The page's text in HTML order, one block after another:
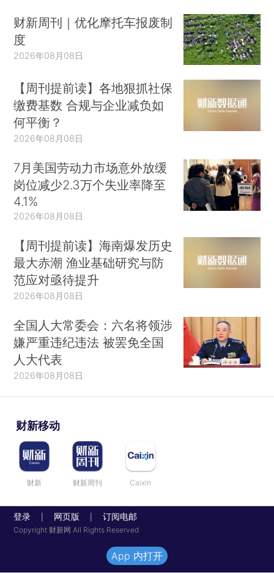
财新周刊｜优化摩托车报废制
度
2026年08月08日
【周刊提前读】各地狠抓社保
缴费基数 合规与企业减负如
何平衡？
2026年08月08日
7月美国劳动力市场意外放缓
岗位减少2.3万个失业率降至
4.1%
2026年08月08日
【周刊提前读】海南爆发历史
最大赤潮 渔业基础研究与防
范应对亟待提升
2026年08月08日
全国人大常委会：六名将领涉
嫌严重违纪违法 被罢免全国
人大代表
2026年08月08日
财新移动
财新 财新周刊 Caixin
登录 网页版 订阅电邮
Copyright 财新网 All Rights Reserved
App 内打开